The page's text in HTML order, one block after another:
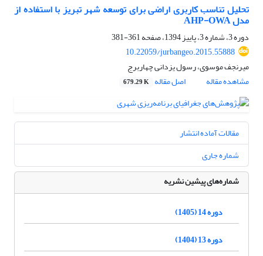
تحلیل تناسب کاربری اراضی برای توسعه شهر تبریز با استفاده از
مدل AHP-OWA
دوره 3، شماره 3، پاییز 1394، صفحه
361-381
10.22059/jurbangeo.2015.55888
میرنجف موسوی، رسول یزدانی چهاربرج
مشاهده مقاله
اصل مقاله 679.29 K
مقالات آماده انتشار
شماره جاری
شماره‌های پیشین نشریه
دوره 14 (1405)
دوره 13 (1404)